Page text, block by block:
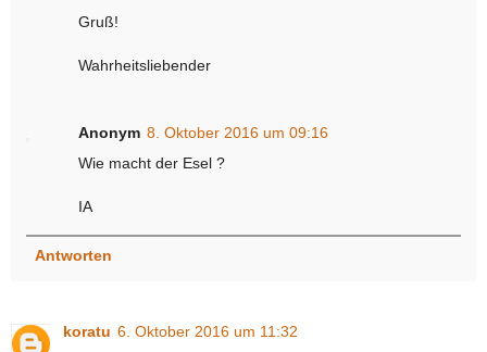
Gruß!
Wahrheitsliebender
Anonym 8. Oktober 2016 um 09:16
Wie macht der Esel ?
IA
Antworten
koratu 6. Oktober 2016 um 11:32